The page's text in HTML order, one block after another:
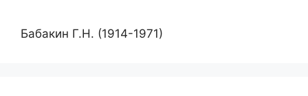
Бабакин Г.Н. (1914-1971)